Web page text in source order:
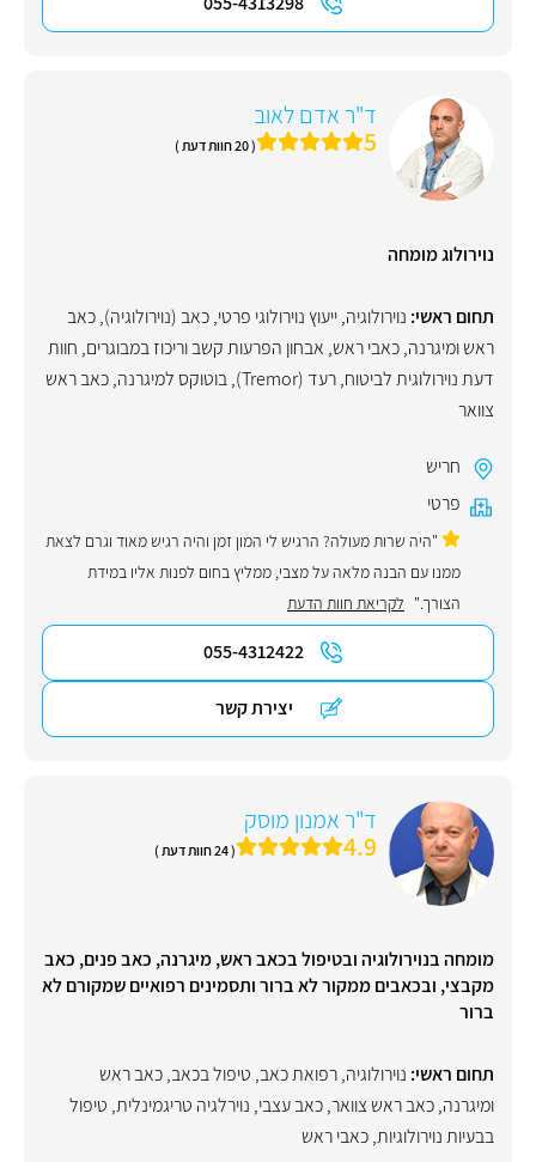
ד"ר אדם לאוב
5 ( 20 חוות דעת )
נוירולוג מומחה
תחום ראשי: נוירולוגיה,ייעוץ נוירולוגי פרטי,כאב (נוירולוגיה),כאב
ראש ומיגרנה,כאבי ראש, אבחון הפרעות קשב וריכוז במבוגרים, חוות
דעת נוירולוגית לביטוח,רעד (Tremor) ,בוטוקס למיגרנה,כאב ראש
צוואר
חריש
פרטי
"היה שרות מעולה? הרגיש לי המון זמן והיה רגיש מאוד וגרם לצאת
ממנו עם הבנה מלאה על מצבי, ממליץ בחום לפנות אליו במידת
הצורך." לקריאת חוות הדעת
055-4312422
יצירת קשר
ד"ר אמנון מוסק
4.9 ( 24 חוות דעת )
מומחה בנוירולוגיה ובטיפול בכאב ראש, מיגרנה, כאב פנים, כאב
מקבצי, ובכאבים ממקור לא ברור ותסמינים רפואיים שמקורם לא
ברור
תחום ראשי: נוירולוגיה,רפואת כאב, טיפול בכאב,כאב ראש
ומיגרנה,כאב ראש צוואר,כאב עצבי, נוירלגיה טריגמינלית, טיפול
בבעיות נוירולוגיות,כאבי ראש